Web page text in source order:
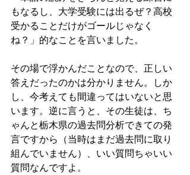
もなるし、大学受験には出るぜ？高校
受かることだけがゴールじゃなく
ね？」的なことを言いました。
その場で浮かんだことなので、正しい
答えだったのかは分かりません。しか
し、今考えても間違ってはいないと思
います。逆に言うと、その生徒は、ち
ゃんと栃木県の過去問分析できての発
言ですから（当時はまだ過去問に取り
組んでいません）、いい質問ちゃいい
質問なんですよ。